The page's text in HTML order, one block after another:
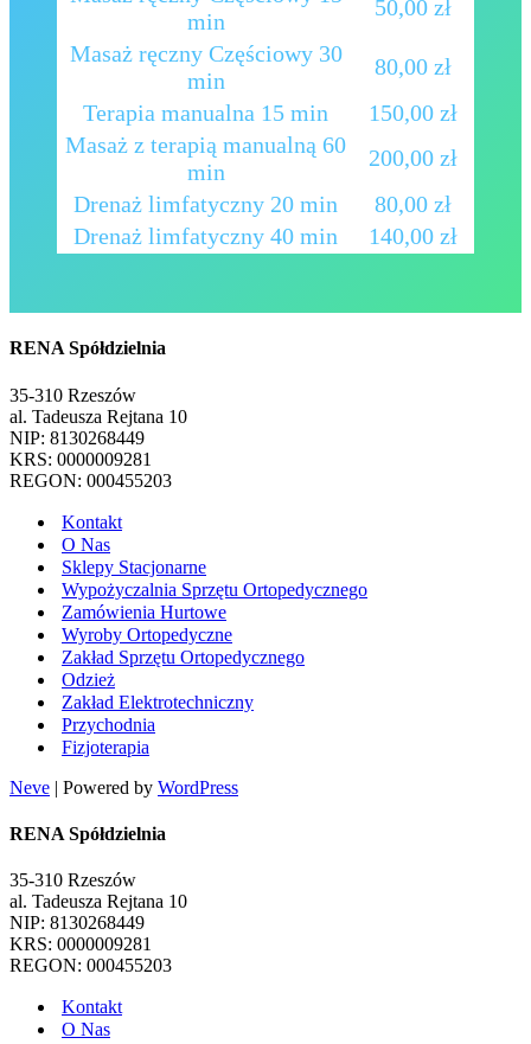
min
50,00 zł
Masaż ręczny Częściowy 30
min
80,00 zł
Terapia manualna 15 min
150,00 zł
Masaż z terapią manualną 60
min
200,00 zł
Drenaż limfatyczny 20 min
80,00 zł
Drenaż limfatyczny 40 min
140,00 zł
RENA Spółdzielnia
35-310 Rzeszów
al. Tadeusza Rejtana 10
NIP: 8130268449
KRS: 0000009281
REGON: 000455203
Kontakt
O Nas
Sklepy Stacjonarne
Wypożyczalnia Sprzętu Ortopedycznego
Zamówienia Hurtowe
Wyroby Ortopedyczne
Zakład Sprzętu Ortopedycznego
Odzież
Zakład Elektrotechniczny
Przychodnia
Fizjoterapia
Neve | Powered by WordPress
RENA Spółdzielnia
35-310 Rzeszów
al. Tadeusza Rejtana 10
NIP: 8130268449
KRS: 0000009281
REGON: 000455203
Kontakt
O Nas